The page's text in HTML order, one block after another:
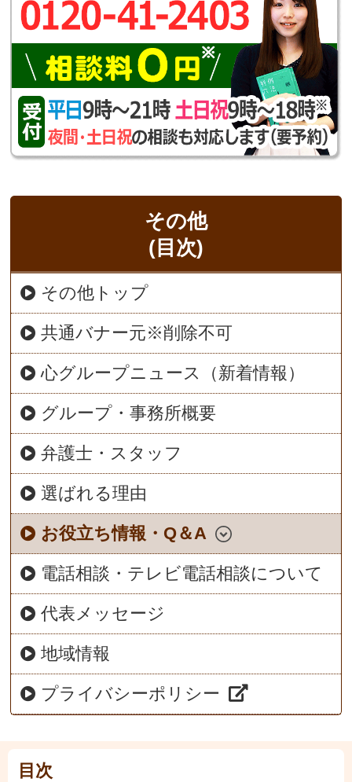
その他
(目次)
その他トップ
共通バナー元※削除不可
心グループニュース（新着情報）
グループ・事務所概要
弁護士・スタッフ
選ばれる理由
お役立ち情報・Q＆A
電話相談・テレビ電話相談について
代表メッセージ
地域情報
プライバシーポリシー
目次